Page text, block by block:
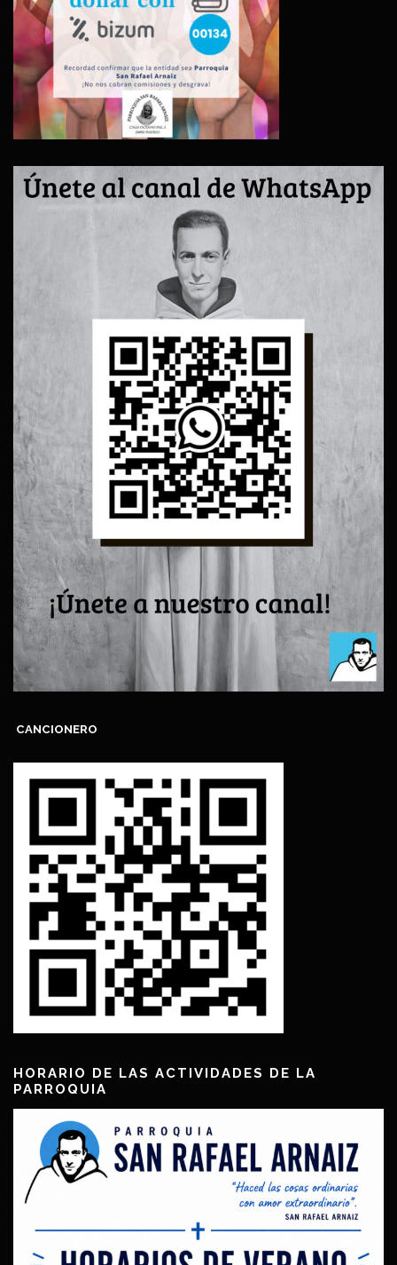
CANCIONERO
HORARIO DE LAS ACTIVIDADES DE LA
PARROQUIA